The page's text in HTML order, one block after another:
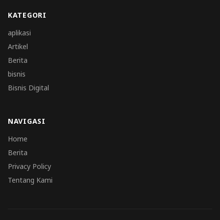
KATEGORI
aplikasi
Artikel
Berita
bisnis
Bisnis Digital
NAVIGASI
Home
Berita
Privacy Policy
Tentang Kami